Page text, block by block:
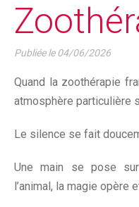
Publiée le04/06/2026
Quand la zoothérapie
atmosphère particulière
Le silence se fait
Une main se pose
l’animal, la magie